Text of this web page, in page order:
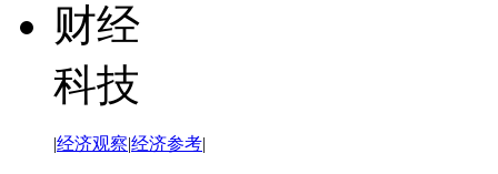
财经
科技
|经济观察|经济参考|